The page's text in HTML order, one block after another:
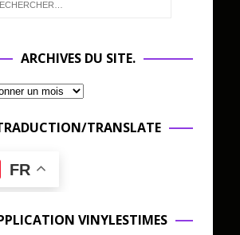
ARCHIVES DU SITE.
TRANSLATE
FR
VINYLESTIMES